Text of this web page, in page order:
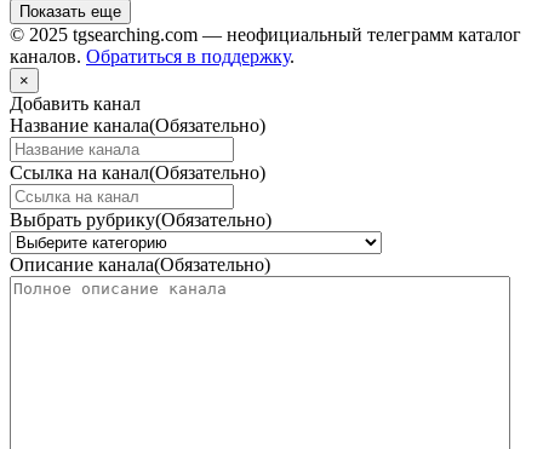
Показать еще
© 2025 tgsearching.com — неофициальный телеграмм каталог
каналов. Обратиться в поддержку.
×
Добавить канал
Название канала(Обязательно)
Ссылка на канал(Обязательно)
Выбрать рубрику(Обязательно)
Описание канала(Обязательно)